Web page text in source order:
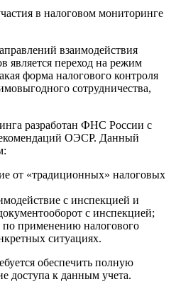
в налоговом мониторинге
взаимодействия
является переход на режим
форма налогового контроля
сотрудничества,
разработан ФНС России с
ОЭСР. Данный
от «традиционных» налоговых
с инспекцией и
с инспекцией;
по применению налогового
ситуациях.
обеспечить полную
доступа к данным учета.